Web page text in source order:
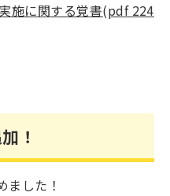
施に関する覚書(pdf 224
！
ました！